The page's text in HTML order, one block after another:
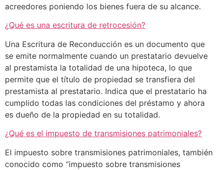
acreedores poniendo los bienes fuera de su alcance.
¿Qué es una escritura de retrocesión?
Una Escritura de Reconducción es un documento que
se emite normalmente cuando un prestatario devuelve
al prestamista la totalidad de una hipoteca, lo que
permite que el título de propiedad se transfiera del
prestamista al prestatario. Indica que el prestatario ha
cumplido todas las condiciones del préstamo y ahora
es dueño de la propiedad en su totalidad.
¿Qué es el impuesto de transmisiones patrimoniales?
El impuesto sobre transmisiones patrimoniales, también
conocido como “impuesto sobre transmisiones